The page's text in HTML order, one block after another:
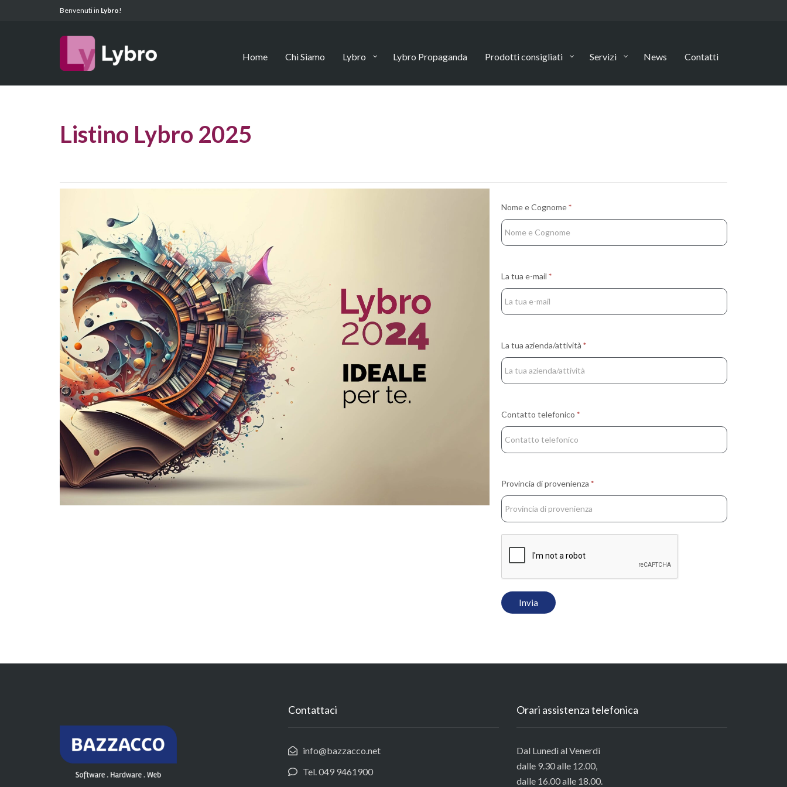
Benvenuti in Lybro!
Home Chi Siamo Lybro Lybro Propaganda Prodotti consigliati Servizi News Contatti
Listino Lybro 2025
Nome e Cognome*
La tua e-mail *
La tua azienda/attività *
Contatto telefonico *
Provincia di provenienza *
Contattaci
info@bazzacco.net
Tel. 049 9461900
Orari assistenza telefonica
Dal Lunedì al Venerdì
dalle 9.30 alle 12.00,
dalle 16.00 alle 18.00.